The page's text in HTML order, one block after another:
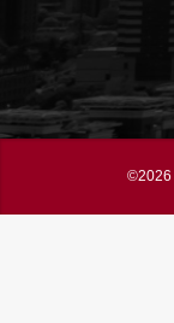
©2026